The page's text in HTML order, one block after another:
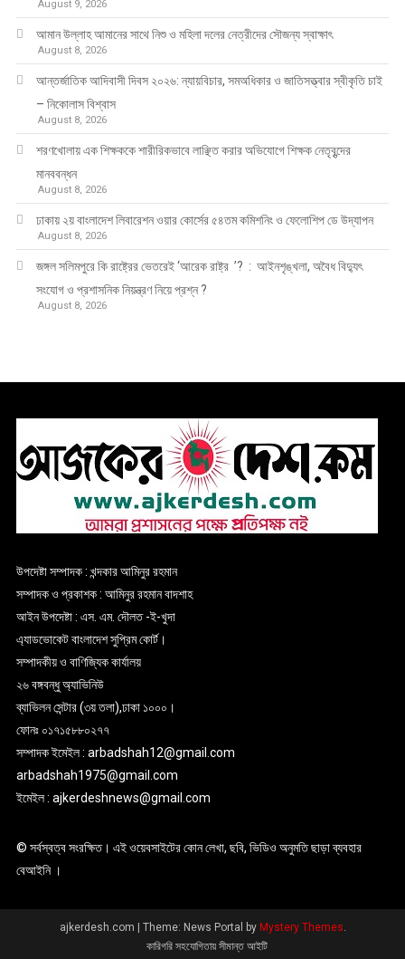
August 9, 2026
আমান উল্লাহ আমানের সাথে নিশু ও মহিলা দলের নেত্রীদের সৌজন্য স্বাক্ষাৎ
August 8, 2026
আন্তর্জাতিক আদিবাসী দিবস ২০২৬: ন্যায়বিচার, সমঅধিকার ও জাতিসত্ত্বার স্বীকৃতি চাই
– নিকোলাস বিশ্বাস
August 8, 2026
শরণখোলায় এক শিক্ষককে শারীরিকভাবে লাঞ্ছিত করার অভিযোগে শিক্ষক নেতৃবৃন্দের
মানববন্ধন
August 8, 2026
ঢাকায় ২য় বাংলাদেশ লিবারেশন ওয়ার কোর্সের ৫৪তম কমিশনিং ও ফেলোশিপ ডে উদ্‌যাপন
August 8, 2026
জঙ্গল সলিমপুরে কি রাষ্ট্রের ভেতরেই ‘আরেক রাষ্ট্র ’? : আইনশৃঙ্খলা, অবৈধ বিদ্যুৎ
সংযোগ ও প্রশাসনিক নিয়ন্ত্রণ নিয়ে প্রশ্ন ?
August 8, 2026
উপদেষ্টা সম্পাদক : খন্দকার আমিনুর রহমান
সম্পাদক ও প্রকাশক : আমিনুর রহমান বাদশাহ
আইন উপদেষ্টা : এস. এম. দৌলত -ই-খুদা
এ্যাডভোকেট বাংলাদেশ সুপ্রিম কোর্ট।
সম্পাদকীয় ও বাণিজ্যিক কার্যালয়
২৬ বঙ্গবন্ধু অ্যাভিনিউ
ব্যাভিলন সেন্টার (৩য় তলা),ঢাকা ১০০০।
ফোনঃ ০১৭১৫৮৮০২৭৭
সম্পাদক ইমেইল : arbadshah12@gmail.com
arbadshah1975@gmail.com
ইমেইল : ajkerdeshnews@gmail.com
© সর্বস্বত্ব সংরক্ষিত। এই ওয়েবসাইটের কোন লেখা, ছবি, ভিডিও অনুমতি ছাড়া ব্যবহার
বেআইনি ।
ajkerdesh.com Theme: News Portal by Mystery Themes.
কারিগরি সহযোগিতায় সীমান্ত আইটি